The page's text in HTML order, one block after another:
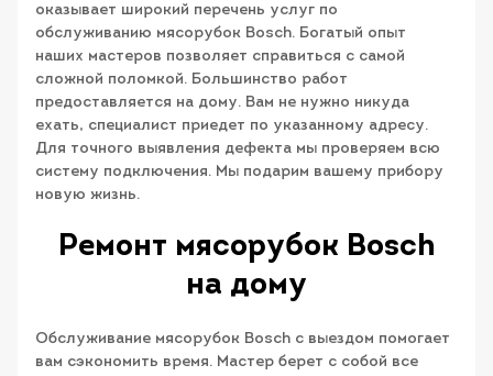
оказывает широкий перечень услуг по
обслуживанию мясорубок Bosch. Богатый опыт
наших мастеров позволяет справиться с самой
сложной поломкой. Большинство работ
предоставляется на дому. Вам не нужно никуда
ехать, специалист приедет по указанному адресу.
Для точного выявления дефекта мы проверяем всю
систему подключения. Мы подарим вашему прибору
новую жизнь.
Ремонт мясорубок Bosch
на дому
Обслуживание мясорубок Bosch с выездом помогает
вам сэкономить время. Мастер берет с собой все